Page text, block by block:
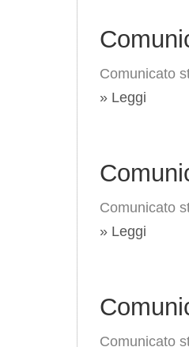
Comunicato
» Leggi
Comunicato
» Leggi
Comunicato